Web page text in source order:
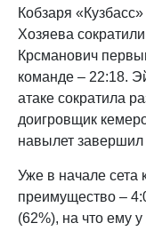
Кобзаря
Хозяева
Крсманович
команде – 22:18.
атаке сократила
доигровщик
навылет завершил
Уже в начале
преимущество –
(62%), на что ему